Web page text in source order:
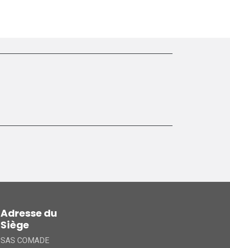
Adresse du
Siège
SAS COMADE